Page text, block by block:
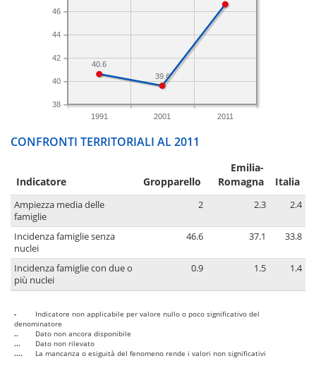
1991 2001 2011
38
40
42
44
46
39.6
40.6
CONFRONTI TERRITORIALI AL 2011
Indicatore Gropparello
Emilia-
Romagna
Italia
Ampiezza media delle
famiglie
2 2.3 2.4
Incidenza famiglie senza
nuclei
46.6 37.1 33.8
Incidenza famiglie con due o
più nuclei
0.9 1.5 1.4
-
Indicatore non applicabile per valore nullo o poco significativo del
denominatore
..
Dato non ancora disponibile
...
Dato non rilevato
....
La mancanza o esiguità del fenomeno rende i valori non significativi